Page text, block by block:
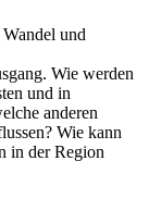
und
Wie werden
und in
anderen
Wie kann
in der Region